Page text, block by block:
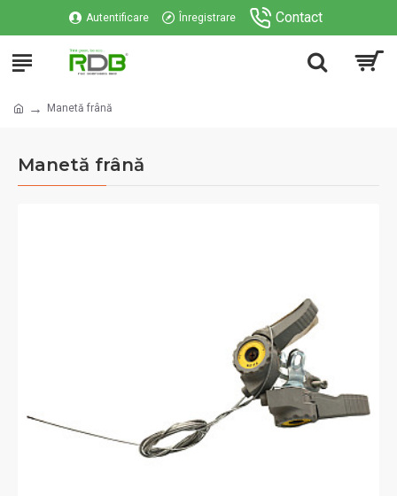
Autentificare Înregistrare Contact
Manetă frână
Manetă frână